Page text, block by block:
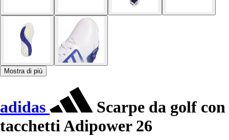
Mostra di più
adidas
Scarpe da golf con
tacchetti Adipower 26